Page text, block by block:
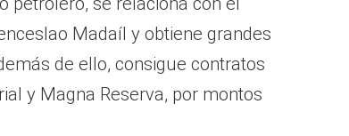
Madaíl y obtiene grandes
de ello, consigue contratos
y Magna Reserva, por montos